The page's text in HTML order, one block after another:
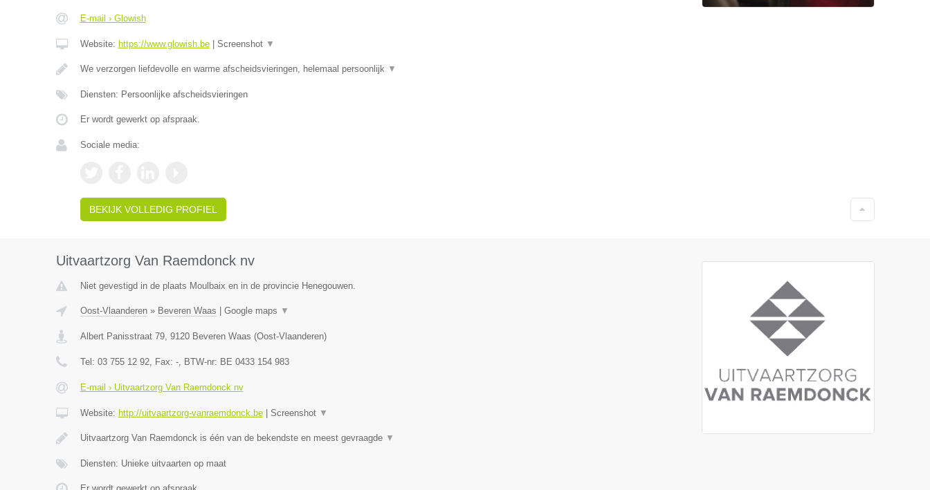
E-mail › Glowish
Website: https://www.glowish.be| Screenshot ▼
We verzorgen liefdevolle en warme afscheidsvieringen, helemaal persoonlijk ▼
Diensten: Persoonlijke afscheidsvieringen
Er wordt gewerkt op afspraak.
Sociale media:
BEKIJK VOLLEDIG PROFIEL
Uitvaartzorg Van Raemdonck nv
Niet gevestigd in de plaats Moulbaix en in de provincie Henegouwen.
Oost-Vlaanderen» Beveren Waas Google maps ▼
Albert Panisstraat 79, 9120 Beveren Waas (Oost-Vlaanderen)
Tel: 03 755 12 92, Fax: -, BTW-nr: BE 0433 154 983
E-mail › Uitvaartzorg Van Raemdonck nv
Website: http://uitvaartzorg-vanraemdonck.be| Screenshot ▼
Uitvaartzorg Van Raemdonck is één van de bekendste en meest gevraagde ▼
Diensten: Unieke uitvaarten op maat